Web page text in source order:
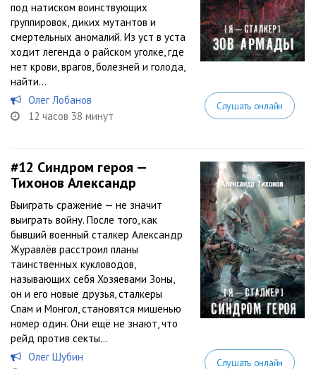
под натиском воинствующих
группировок, диких мутантов и
смертельных аномалий. Из уст в уста
ходит легенда о райском уголке, где
нет крови, врагов, болезней и голода,
найти...
Олег Лобанов
12 часов 38 минут
Слушать онлайн
#12 Синдром героя —
Тихонов Александр
Выиграть сражение — не значит
выиграть войну. После того, как
бывший военный сталкер Александр
Журавлёв расстроил планы
таинственных кукловодов,
называющих себя Хозяевами Зоны,
он и его новые друзья, сталкеры
Спам и Монгол, становятся мишенью
номер один. Они ещё не знают, что
рейд против секты...
Олег Шубин
Слушать онлайн